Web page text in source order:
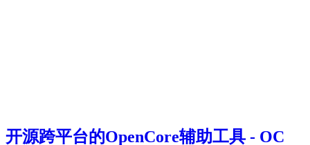
开源跨平台的OpenCore辅助工具 - OC